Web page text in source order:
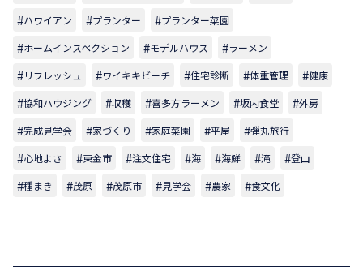
ハワイアン
プランター
プランター菜園
ホームインスペクション
モデルハウス
ラーメン
リフレッシュ
ワイキキビーチ 住宅診断 体重管理
健康
協和ハウジング
収穫 喜多方ラーメン 坂内食堂
外房
完成見学会
家づくり 家庭菜園 平屋
弾丸旅行
心地よさ
東金市 注文住宅 海 海鮮 滝
登山
種まき
茂原 茂原市 見学会 農家 食文化